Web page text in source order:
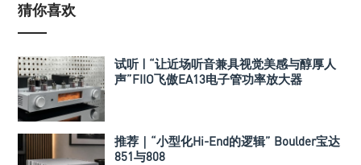
猜你喜欢
试听 | “让近场听音兼具视觉美感与醇厚人
声”FIIO飞傲EA13电子管功率放大器
推荐｜“小型化Hi-End的逻辑” Boulder宝达
851与808